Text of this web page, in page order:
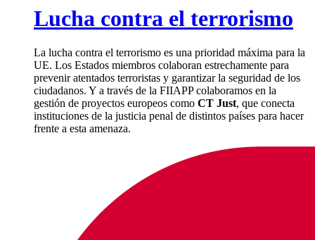
Lucha contra el terrorismo
La lucha contra el terrorismo es una prioridad máxima para la
UE. Los Estados miembros colaboran estrechamente para
prevenir atentados terroristas y garantizar la seguridad de los
ciudadanos. Y a través de la FIIAPP colaboramos en la
gestión de proyectos europeos como CT Just, que conecta
instituciones de la justicia penal de distintos países para hacer
frente a esta amenaza.